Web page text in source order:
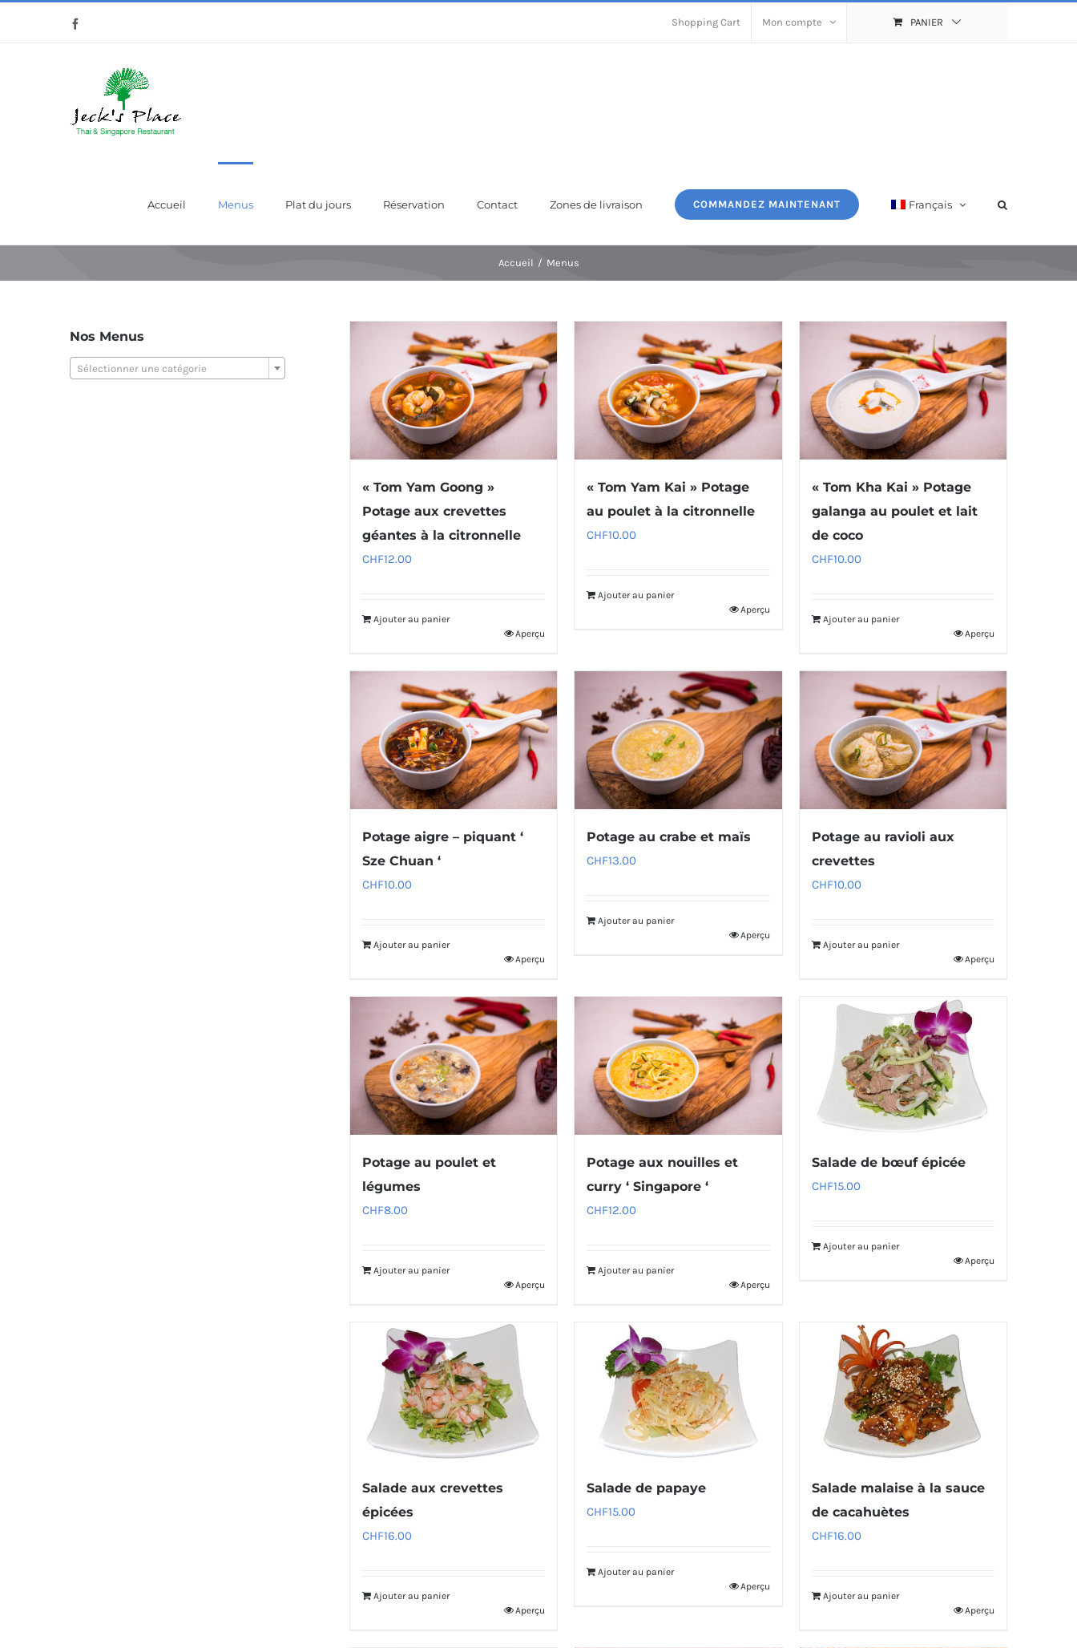
Shopping Cart Mon compte PANIER
Accueil Menus Plat du jours Réservation Contact Zones de livraison COMMANDEZ MAINTENANT Français
Accueil Menus
« Tom Yam Goong »
Potage aux crevettes
géantes à la citronnelle
CHF12.00
Ajouter au panier
Aperçu
« Tom Yam Kai » Potage
au poulet à la citronnelle
CHF10.00
Ajouter au panier
Aperçu
« Tom Kha Kai » Potage
galanga au poulet et lait
de coco
CHF10.00
Ajouter au panier
Aperçu
Potage aigre – piquant ‘
Sze Chuan ‘
CHF10.00
Ajouter au panier
Aperçu
Potage au crabe et maïs
CHF13.00
Ajouter au panier
Aperçu
Potage au ravioli aux
crevettes
CHF10.00
Ajouter au panier
Aperçu
Potage au poulet et
légumes
CHF8.00
Ajouter au panier
Aperçu
Potage aux nouilles et
curry ‘ Singapore ‘
CHF12.00
Ajouter au panier
Aperçu
Salade de bœuf épicée
CHF15.00
Ajouter au panier
Aperçu
Salade aux crevettes
épicées
CHF16.00
Ajouter au panier
Aperçu
Salade de papaye
CHF15.00
Ajouter au panier
Aperçu
Salade malaise à la sauce
de cacahuètes
CHF16.00
Ajouter au panier
Aperçu
Nos Menus
Sélectionner une catégorie